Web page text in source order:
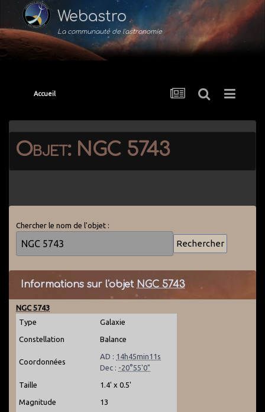
Webastro
La communauté de l'astronomie
Accueil
Objet: NGC 5743
Chercher le nom de l'objet :
Informations sur l'objet NGC 5743
NGC 5743
Type
Galaxie
Constellation Balance
Coordonnées
AD : 14h45min11s
Dec : -20°55'0"
Taille 1.4' x 0.5'
Magnitude 13